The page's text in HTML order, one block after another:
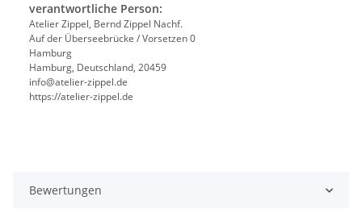
verantwortliche Person:
Atelier Zippel, Bernd Zippel Nachf.
Auf der Überseebrücke / Vorsetzen 0
Hamburg
Hamburg, Deutschland, 20459
info@atelier-zippel.de
https://atelier-zippel.de
Bewertungen